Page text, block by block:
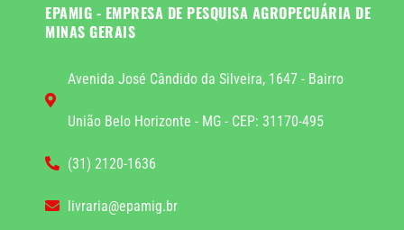
EPAMIG - EMPRESA DE PESQUISA AGROPECUÁRIA DE
MINAS GERAIS
Avenida José Cândido da Silveira, 1647 - Bairro
União Belo Horizonte - MG - CEP: 31170-495
(31) 2120-1636
livraria@epamig.br